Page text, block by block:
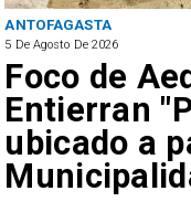
ANTOFAGASTA
5 De Agosto De 2026
Foco de
Entierran
ubicado a